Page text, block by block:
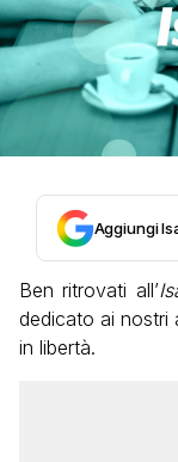
Aggiungi
Ben ritrovati all’
dedicato ai nostri
in libertà.